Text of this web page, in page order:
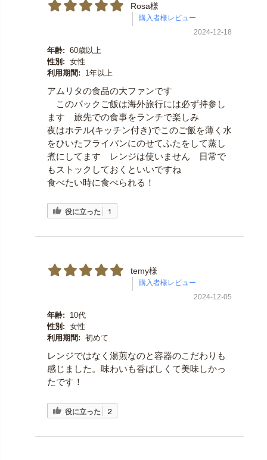
Rosa様
2024-12-18
年齢: 60歳以上
性別: 女性
利用期間:
1年以上
アムリタの食品の大ファンです
このパックご飯は海外旅行には必ず持参し
ます 旅先での食事をランチで楽しみ
夜はホテル(キッチン付き)でこのご飯を薄く水
をひいたフライパンにのせてふたをして蒸し
煮にしてます レンジは使いません 日常で
もストックしておくといいですね
食べたい時に食べられる！
役に立った 1
temy様
2024-12-05
年齢:
10代
性別: 女性
利用期間: 初めて
レンジではなく湯煎なのと容器のこだわりも
感じました。味わいも香ばしくて美味しかっ
たです！
役に立った 2